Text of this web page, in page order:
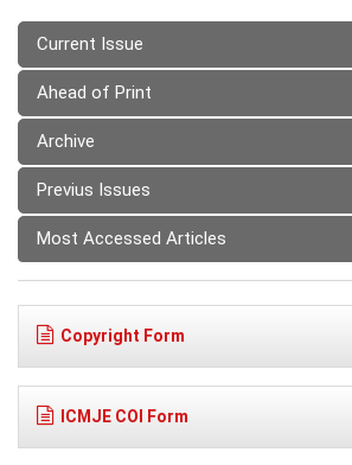
Current Issue
Ahead of Print
Archive
Previus Issues
Most Accessed Articles
Copyright Form
ICMJE COI Form